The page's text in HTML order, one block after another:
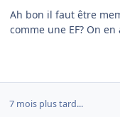
Ah bon il faut être
comme une EF? On
7 mois plus tard...